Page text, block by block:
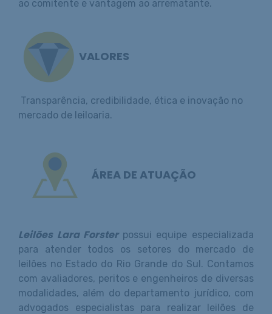
ao comitente e vantagem ao arrematante.
VALORES
Transparência, credibilidade, ética e inovação no
mercado de leiloaria.
ÁREA DE ATUAÇÃO
Leilões Lara Forster possui equipe especializada
para atender todos os setores do mercado de
leilões no Estado do Rio Grande do Sul. Contamos
com avaliadores, peritos e engenheiros de diversas
modalidades, além do departamento jurídico, com
advogados especialistas para realizar leilões de